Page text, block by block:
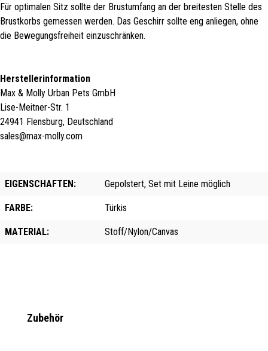
Für optimalen Sitz sollte der Brustumfang an der breitesten Stelle des
Brustkorbs gemessen werden. Das Geschirr sollte eng anliegen, ohne
die Bewegungsfreiheit einzuschränken.
Herstellerinformation
Max & Molly Urban Pets GmbH
Lise-Meitner-Str. 1
24941 Flensburg, Deutschland
sales@max-molly.com
EIGENSCHAFTEN: Gepolstert, Set mit Leine möglich
FARBE: Türkis
MATERIAL: Stoff/Nylon/Canvas
Produktgalerie überspringen
Zubehör